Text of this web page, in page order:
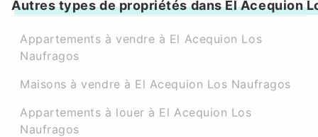
Autres types de propriétés dans El Acequion
Appartements à vendre à El Acequion Los
Naufragos
Maisons à vendre à El Acequion Los Naufragos
Appartements à louer à El Acequion Los
Naufragos